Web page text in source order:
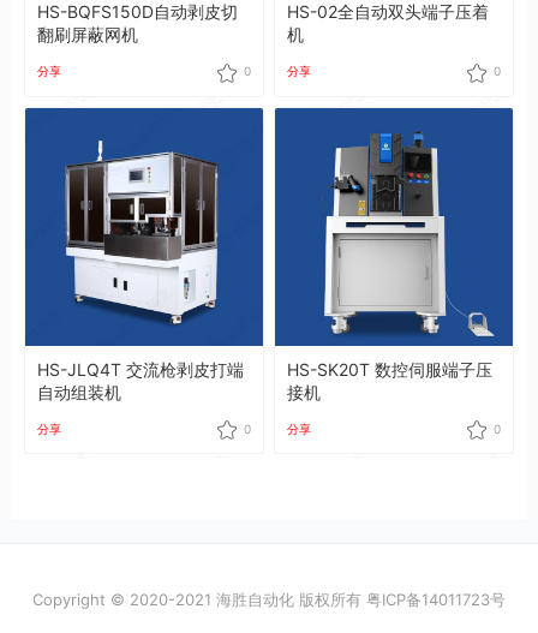
HS-BQFS150D自动剥皮切
翻刷屏蔽网机
分享 0
HS-02全自动双头端子压着
机
分享 0
HS-JLQ4T 交流枪剥皮打端
自动组装机
分享 0
HS-SK20T 数控伺服端子压
接机
分享 0
Copyright © 2020-2021 海胜自动化 版权所有 粤ICP备14011723号